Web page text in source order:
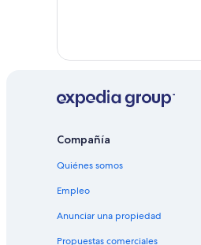
Compañía
Quiénes somos
Empleo
Anunciar una propiedad
Propuestas comerciales